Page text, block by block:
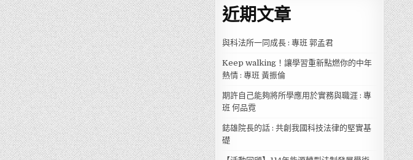
近期文章
與科法所一同成長 : 專班 郭孟君
Keep walking！讓學習重新點燃你的中年
熱情 : 專班 黃振倫
期許自己能夠將所學應用於實務與職涯 : 專
班 何品霓
鋕雄院長的話 : 共創我國科技法律的堅實基
礎